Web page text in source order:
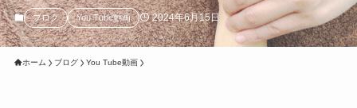
ブログ You Tube動画 2024年6月15日
ホーム ブログ You Tube動画